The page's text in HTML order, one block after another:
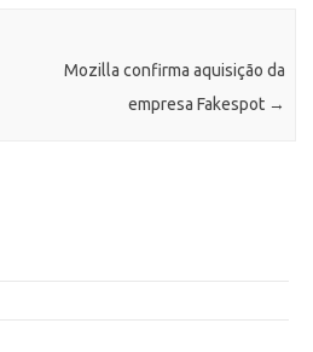
Mozilla confirma aquisição da
empresa Fakespot →